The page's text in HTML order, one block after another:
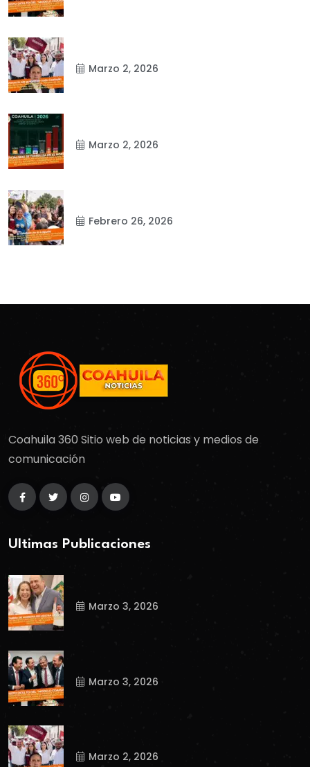
Marzo 2, 2026
Marzo 2, 2026
Febrero 26, 2026
Coahuila 360 Sitio web de noticias y medios de
comunicación
Ultimas Publicaciones
Marzo 3, 2026
Marzo 3, 2026
Marzo 2, 2026